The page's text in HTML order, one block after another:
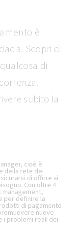
è
Scopri di
di
subito la
cioè è
della rete dei
di offrire ai
Con oltre 4
management,
per definire la
di pagamento
nuove
i problemi reali dei